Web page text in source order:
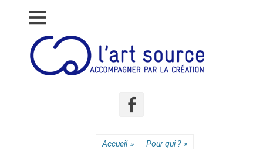
L'art source
Accompagner par la création
Accueil » Pour qui ? »